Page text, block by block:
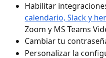
Habilitar
calendario, Slack y
Zoom y MS Teams
Cambiar tu
Personalizar la